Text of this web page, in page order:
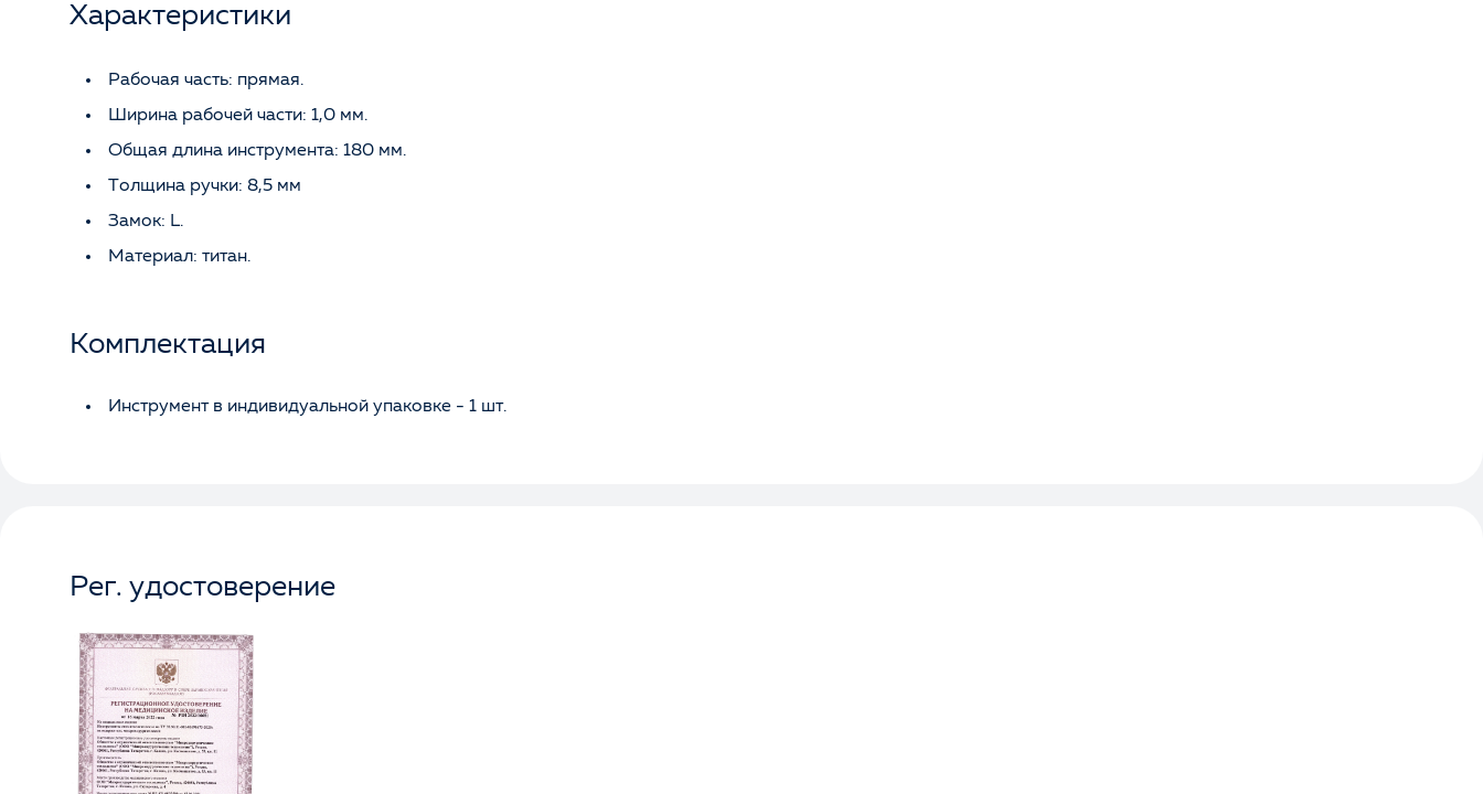
Характеристики
Рабочая часть: прямая.
Ширина рабочей части: 1,0 мм.
Общая длина инструмента: 180 мм.
Толщина ручки: 8,5 мм
Замок: L.
Материал: титан.
Комплектация
Инструмент в индивидуальной упаковке - 1 шт.
Рег. удостоверение